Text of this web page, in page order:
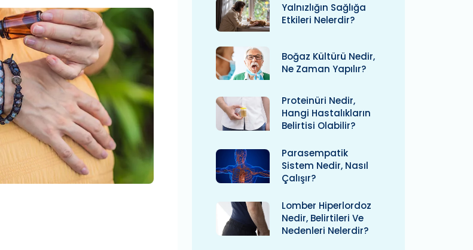
Yalnızlığın Sağlığa
Etkileri Nelerdir?
Boğaz Kültürü Nedir,
Ne Zaman Yapılır?
Proteinüri Nedir,
Hangi Hastalıkların
Belirtisi Olabilir?
Parasempatik
Sistem Nedir, Nasıl
Çalışır?
Lomber Hiperlordoz
Nedir, Belirtileri Ve
Nedenleri Nelerdir?